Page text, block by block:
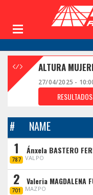
ALTURA
27/04/2025 -
RESULTADOS
# NAME
1
787
Ánxela BASTERO
VALPO
2
701
Valeria MAGDALENA
MAZPO